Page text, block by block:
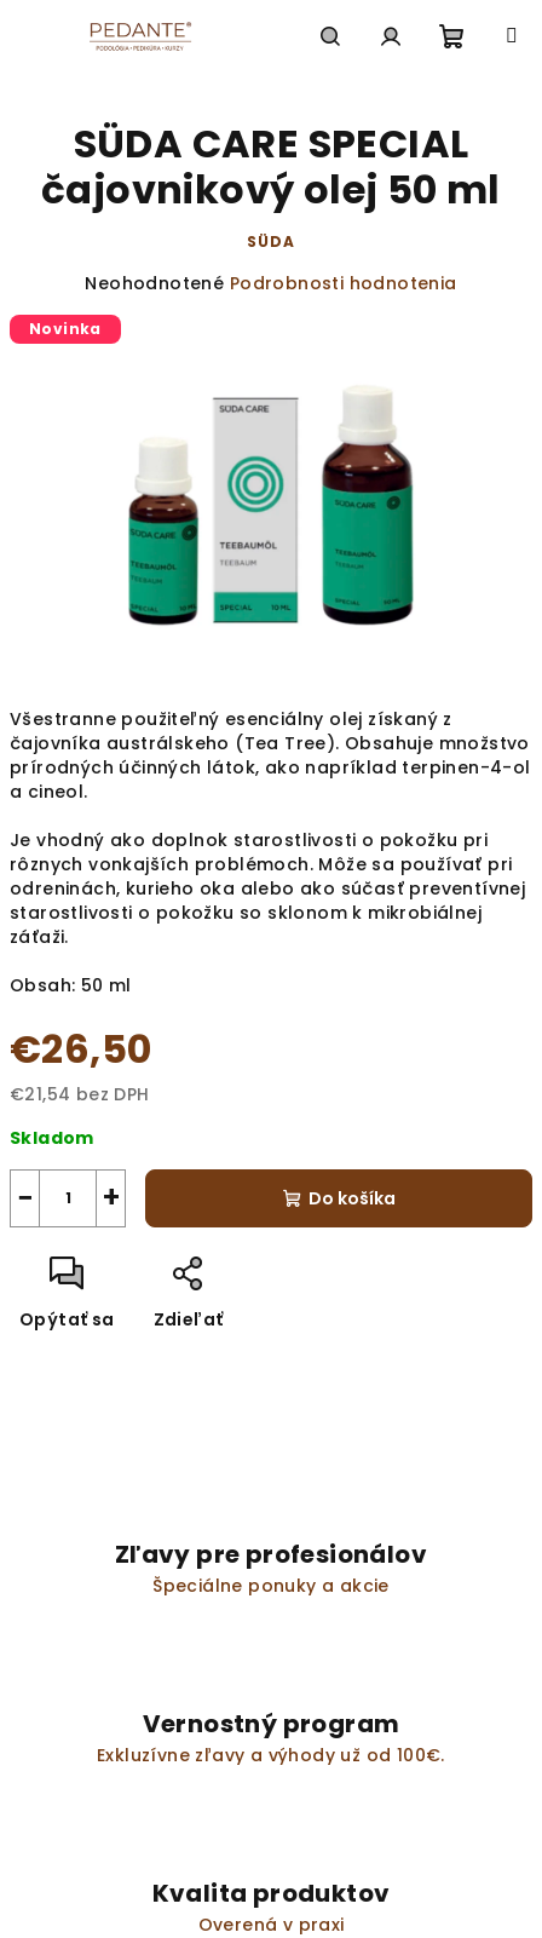
košík
Všestranne použiteľný esenciálny olej získaný z
čajovníka austrálskeho (Tea Tree). Obsahuje množstvo
prírodných účinných látok, ako napríklad terpinen-4-ol
a cineol.
Je vhodný ako doplnok starostlivosti o pokožku pri
rôznych vonkajších problémoch. Môže sa používať pri
odreninách, kurieho oka alebo ako súčasť preventívnej
starostlivosti o pokožku so sklonom k mikrobiálnej
záťaži.
Obsah: 50 ml
€26,50
€21,54 bez DPH
cena:
Skladom
+
− Do košíka
Opýtať sa Zdieľať
SÜDA CARE SPECIAL
čajovnikový olej 50 ml
SÜDA
Priemerné
produktu
hviezdičiek.
Neohodnotené Podrobnosti hodnotenia
Novinka
Zľavy pre profesionálov
Špeciálne ponuky a akcie
Vernostný program
Exkluzívne zľavy a výhody už od 100€.
Kvalita produktov
Overená v praxi